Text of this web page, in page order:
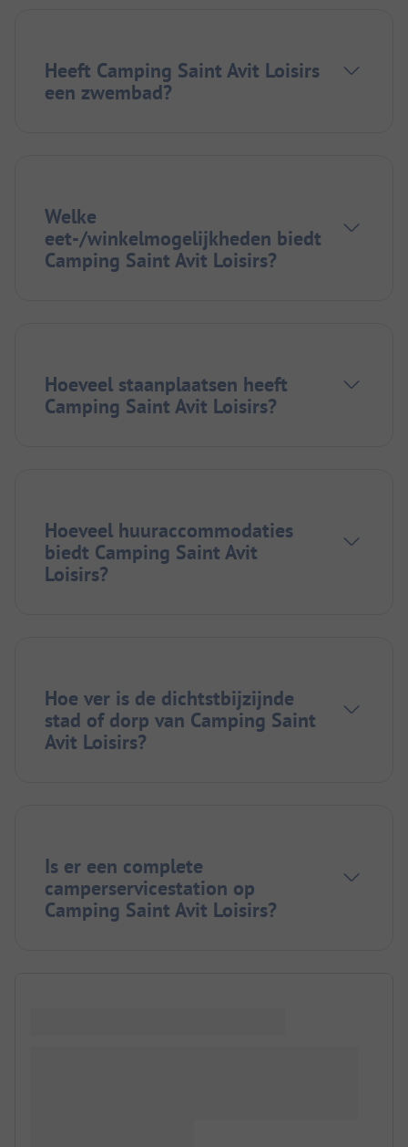
Heeft Camping Saint Avit Loisirs
een zwembad?
Welke
eet-/winkelmogelijkheden biedt
Camping Saint Avit Loisirs?
Hoeveel staanplaatsen heeft
Camping Saint Avit Loisirs?
Hoeveel huuraccommodaties
biedt Camping Saint Avit
Loisirs?
Hoe ver is de dichtstbijzijnde
stad of dorp van Camping Saint
Avit Loisirs?
Is er een complete
camperservicestation op
Camping Saint Avit Loisirs?